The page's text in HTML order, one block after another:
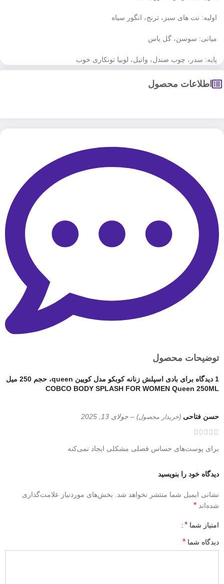
اولیه: نت های سبز، ترنج، انگور سیاه
میانی: سوسن، گل یاس
پایه: سدر، چوب صندل، وانیل، لوبیا تونکاری خوب
اطلاعات محصول
توضیحات محصول
1 دیدگاه برای
بادی اسپلش زنانه کوبکو مدل کویین queen، حجم 250 میل
COBCO BODY SPLASH FOR WOMEN Queen 250ML
حسن فتاحی (خریدار محصول) – جولای 13, 2025
برای پوست‌های حساس فصلی مشکلی ایجاد نمی‌کنه
دیدگاه خود را بنویسید
نشانی ایمیل شما منتشر نخواهد شد.
بخش‌های موردنیاز علامت‌گذاری
شده‌اند *
امتیاز شما *
دیدگاه شما *